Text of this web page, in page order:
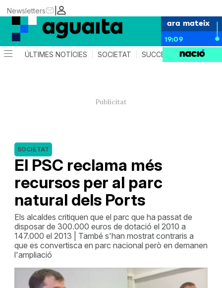
|
Newsletters
ara mateix
19:09
ÚLTIMES NOTÍCIES SOCIETAT SUCCESSOS AGENDA
El PSC reclama més
recursos per al parc
natural dels Ports
SOCIETAT
Els alcaldes critiquen que el parc que ha passat de
disposar de 300.000 euros de dotació el 2010 a
147.000 el 2013 | També s'han mostrat contraris a
que es convertisca en parc nacional però en demanen
l'ampliació